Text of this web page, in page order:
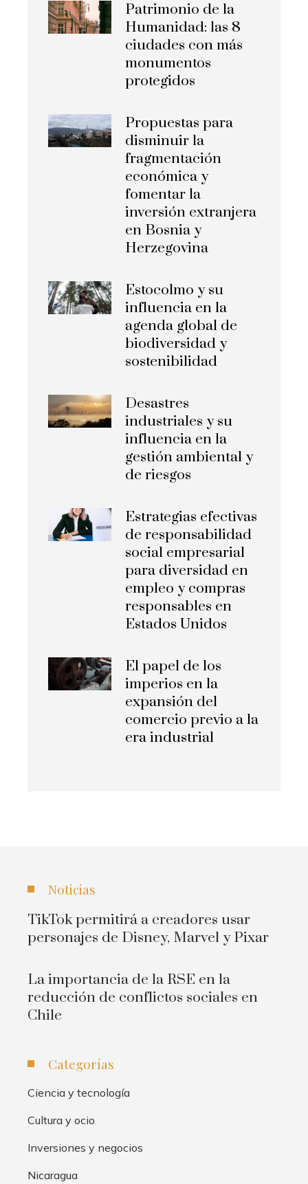
Patrimonio de la
Humanidad: las 8
ciudades con más
monumentos
protegidos
Propuestas para
disminuir la
fragmentación
económica y
fomentar la
inversión extranjera
en Bosnia y
Herzegovina
Estocolmo y su
influencia en la
agenda global de
biodiversidad y
sostenibilidad
Desastres
industriales y su
influencia en la
gestión ambiental y
de riesgos
Estrategias efectivas
de responsabilidad
social empresarial
para diversidad en
empleo y compras
responsables en
Estados Unidos
El papel de los
imperios en la
expansión del
comercio previo a la
era industrial
Noticias
TikTok permitirá a creadores usar
personajes de Disney, Marvel y Pixar
La importancia de la RSE en la
reducción de conflictos sociales en
Chile
Categorías
Ciencia y tecnología
Cultura y ocio
Inversiones y negocios
Nicaragua